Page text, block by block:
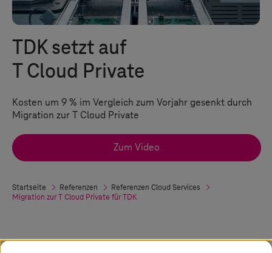
TDK setzt auf
T Cloud Private
Kosten um 9 % im Vergleich zum Vorjahr gesenkt durch
Migration zur T Cloud Private
Zum Video
Startseite Referenzen
Referenzen Cloud Services
Migration zurT Cloud Private für TDK